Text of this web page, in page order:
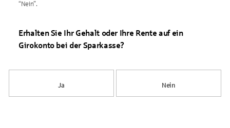
“Nein”.
Erhalten Sie Ihr Gehalt oder Ihre Rente auf ein
Girokonto bei der Sparkasse?
Ja Nein